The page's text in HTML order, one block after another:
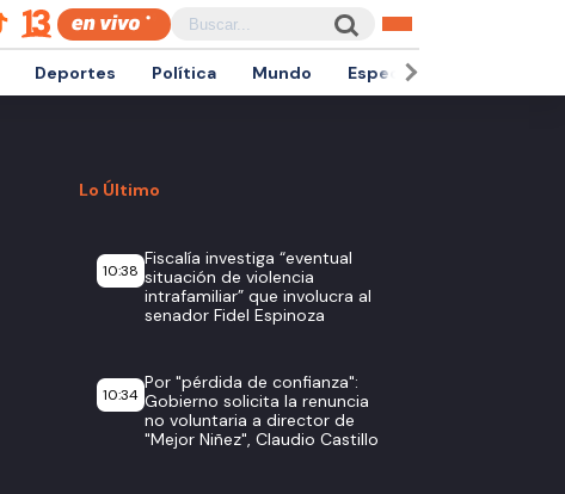
Deportes Política Mundo Espectáculos
Lo Último
10:38
Fiscalía investiga “eventual
situación de violencia
intrafamiliar” que involucra al
senador Fidel Espinoza
10:34
Por "pérdida de confianza":
Gobierno solicita la renuncia
no voluntaria a director de
"Mejor Niñez", Claudio Castillo